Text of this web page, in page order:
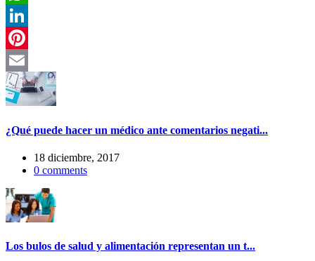
WhatsApp
LinkedIn
Pinterest
Email
¿Qué puede hacer un médico ante comentarios negati...
18 diciembre, 2017
0 comments
Los bulos de salud y alimentación representan un t...